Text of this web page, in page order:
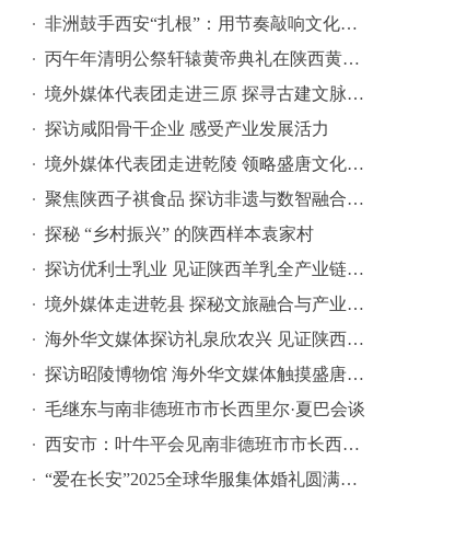
非洲鼓手西安“扎根”：用节奏敲响文化共鸣
丙午年清明公祭轩辕黄帝典礼在陕西黄陵举行
境外媒体代表团走进三原 探寻古建文脉与书院风华
探访咸阳骨干企业 感受产业发展活力
境外媒体代表团走进乾陵 领略盛唐文化魅力
聚焦陕西子祺食品 探访非遗与数智融合的清真食品新标杆
探秘 “乡村振兴” 的陕西样本袁家村
探访优利士乳业 见证陕西羊乳全产业链智能智造
境外媒体走进乾县 探秘文旅融合与产业创新发展密码
海外华文媒体探访礼泉欣农兴 见证陕西乡村振兴新图景
探访昭陵博物馆 海外华文媒体触摸盛唐文脉
毛继东与南非德班市市长西里尔·夏巴会谈
西安市：叶牛平会见南非德班市市长西里尔·夏巴
“爱在长安”2025全球华服集体婚礼圆满礼成：千年古礼新演绎，西安文化传承“活”起来